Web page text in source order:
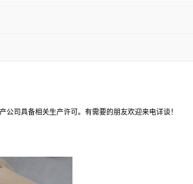
司具备相关生产许可。有需要的朋友欢迎来电详谈！